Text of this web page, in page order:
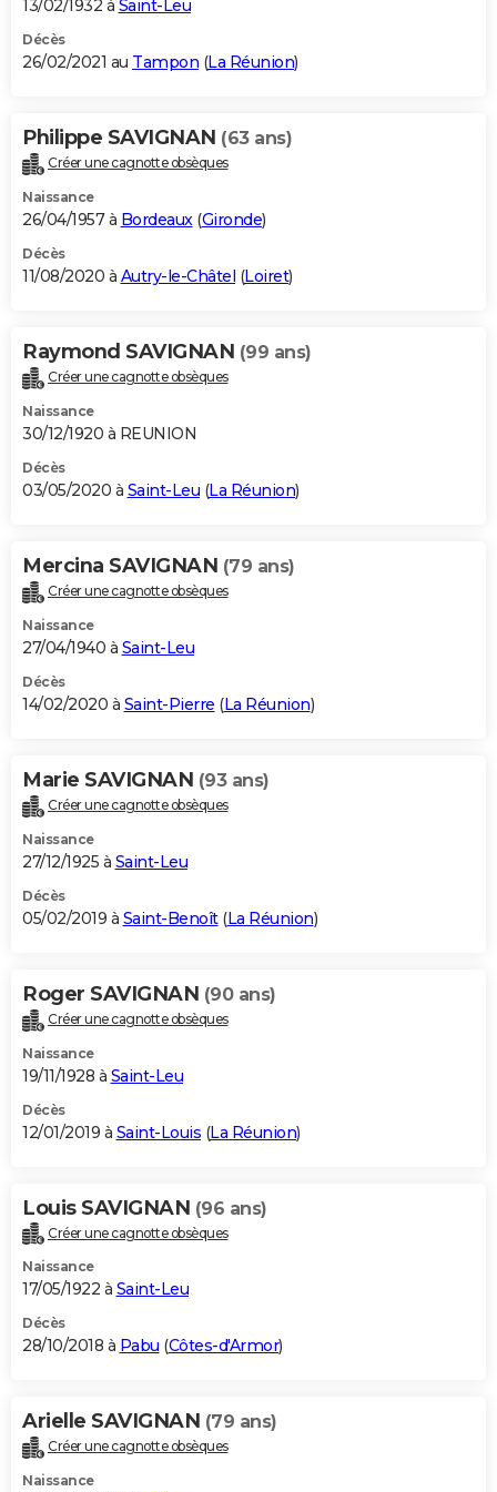
13/02/1932 à Saint-Leu
Décès
26/02/2021 au Tampon (La Réunion)
Philippe SAVIGNAN (63 ans)
Créer une cagnotte obsèques
Naissance
26/04/1957 à Bordeaux(Gironde)
Décès
11/08/2020 à Autry-le-Châtel (Loiret)
Raymond SAVIGNAN (99 ans)
Créer une cagnotte obsèques
Naissance
30/12/1920 à REUNION
Décès
03/05/2020 à Saint-Leu (La Réunion)
Mercina SAVIGNAN (79 ans)
Créer une cagnotte obsèques
Naissance
27/04/1940 à Saint-Leu
Décès
14/02/2020 à Saint-Pierre (La Réunion)
Marie SAVIGNAN (93 ans)
Créer une cagnotte obsèques
Naissance
27/12/1925 à Saint-Leu
Décès
05/02/2019 à Saint-Benoît(La Réunion)
Roger SAVIGNAN (90 ans)
Créer une cagnotte obsèques
Naissance
19/11/1928 à Saint-Leu
Décès
12/01/2019 à Saint-Louis (La Réunion)
Louis SAVIGNAN (96 ans)
Créer une cagnotte obsèques
Naissance
17/05/1922 à Saint-Leu
Décès
28/10/2018 à Pabu (Côtes-d'Armor)
Arielle SAVIGNAN (79 ans)
Créer une cagnotte obsèques
Naissance